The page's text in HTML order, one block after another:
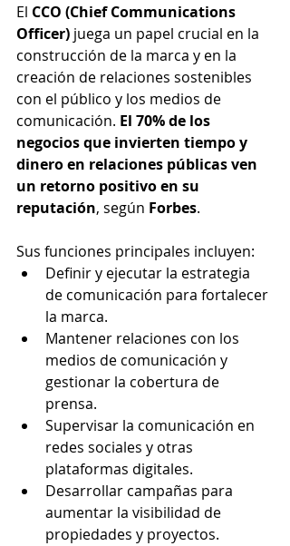
El CCO (Chief Communications
Officer) juega un papel crucial en la
construcción de la marca y en la
creación de relaciones sostenibles
con el público y los medios de
comunicación. El 70% de los
negocios que invierten tiempo y
dinero en relaciones públicas ven
un retorno positivo en su
reputación, según Forbes.
Sus funciones principales incluyen:
Definir y ejecutar la estrategia
de comunicación para fortalecer
la marca.
Mantener relaciones con los
medios de comunicación y
gestionar la cobertura de
prensa.
Supervisar la comunicación en
redes sociales y otras
plataformas digitales.
Desarrollar campañas para
aumentar la visibilidad de
propiedades y proyectos.